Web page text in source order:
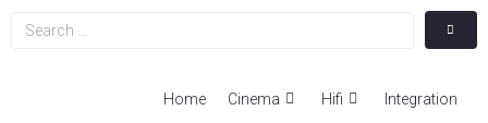
Home Cinema Hifi
Integration